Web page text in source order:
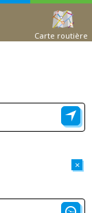
Carte routière
×